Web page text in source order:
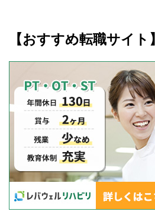
【おすすめ転職サイト】